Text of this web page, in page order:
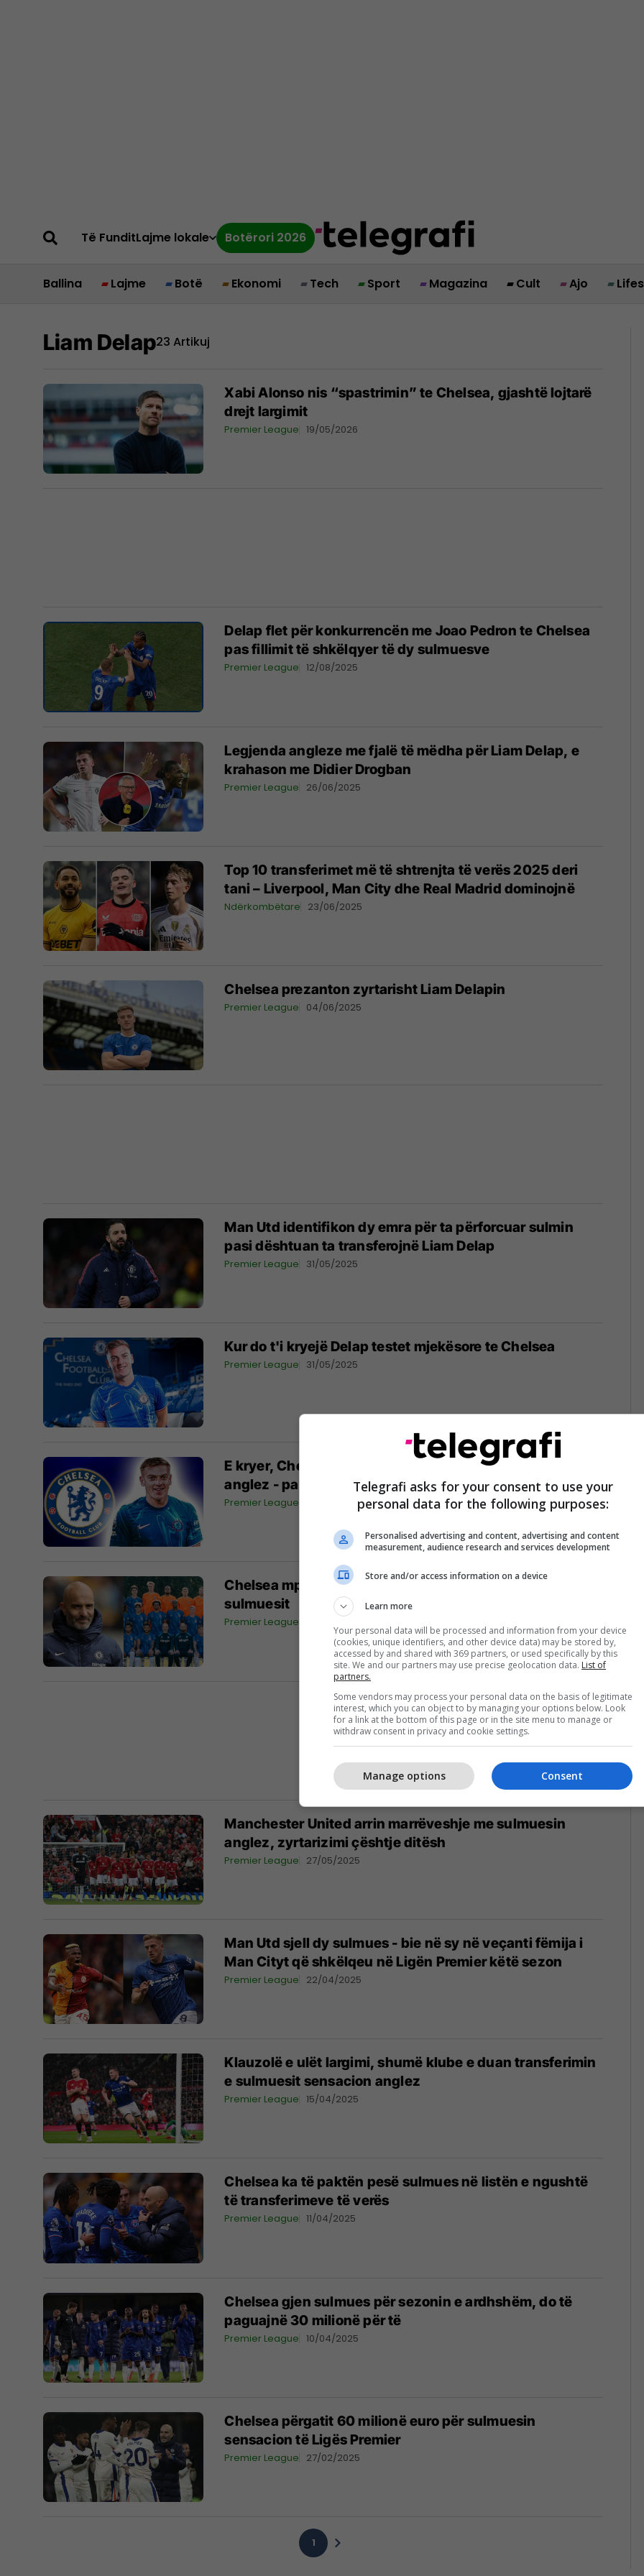
Të FunditLajme lokale Botërori 2026
Ballina Lajme Botë Ekonomi Tech Sport Magazina Cult Ajo
Liam Delap23 Artikuj
Xabi Alonso nis “spastrimin” te Chelsea, gjashtë lojtarë
drejt largimit
Premier League 19/05/2026
Delap flet për konkurrencën me Joao Pedron te Chelsea
pas fillimit të shkëlqyer të dy sulmuesve
Premier League 12/08/2025
Legjenda angleze me fjalë të mëdha për Liam Delap, e
krahason me Didier Drogban
Premier League 26/06/2025
Top 10 transferimet më të shtrenjta të verës 2025 deri
tani – Liverpool, Man City dhe Real Madrid dominojnë
Ndërkombëtare 23/06/2025
Chelsea prezanton zyrtarisht Liam Delapin
Premier League 04/06/2025
Man Utd identifikon dy emra për ta përforcuar sulmin
pasi dështuan ta transferojnë Liam Delap
Premier League 31/05/2025
Kur do t'i kryejë Delap testet mjekësore te Chelsea
Premier League 31/05/2025
E kryer, Chelsea ka arritur të transferojë sulmuesin e ri
anglez - paguan klauzolën prej 35 milionë eurosh
Premier League 29/05/2025
Chelsea mposhtë gjashtë skuadra për transferimin e top
sulmuesit
Premier League
Manchester United arrin marrëveshje me sulmuesin
anglez, zyrtarizimi çështje ditësh
Premier League 27/05/2025
Man Utd sjell dy sulmues - bie në sy në veçanti fëmija i
Man Cityt që shkëlqeu në Ligën Premier këtë sezon
Premier League 22/04/2025
Klauzolë e ulët largimi, shumë klube e duan transferimin
e sulmuesit sensacion anglez
Premier League 15/04/2025
Chelsea ka të paktën pesë sulmues në listën e ngushtë
të transferimeve të verës
Premier League 11/04/2025
Chelsea gjen sulmues për sezonin e ardhshëm, do të
paguajnë 30 milionë për të
Premier League 10/04/2025
Chelsea përgatit 60 milionë euro për sulmuesin
sensacion të Ligës Premier
Premier League 27/02/2025
1
Telegrafi asks for your consent to use your
personal data for the following purposes:
Personalised advertising and content, advertising and content
measurement, audience research and services development
Store and/or access information on a device
Learn more
Your personal data will be processed and information from your device
(cookies, unique identifiers, and other device data) may be stored by,
accessed by and shared with 369 partners, or used specifically by this
site. We and our partners may use precise geolocation data. List of
partners.
Some vendors may process your personal data on the basis of legitimate
interest, which you can object to by managing your options below. Look
for a link at the bottom of this page or in the site menu to manage or
withdraw consent in privacy and cookie settings.
Consent
Manage options